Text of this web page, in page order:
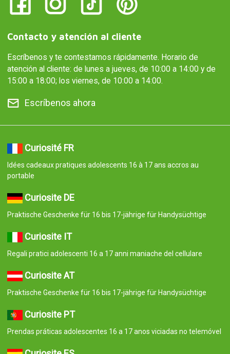
Contacto y atención al cliente
Escríbenos y te contestamos rápidamente. Horario de
atención al cliente: de lunes a jueves, de 10:00 a 14:00 y de
15:00 a 18:00; los viernes, de 10:00 a 14:00.
Escríbenos ahora
Curiosité FR
Idées cadeaux pratiques adolescents 16 à 17 ans accros au
portable
Curiosite DE
Praktische Geschenke für 16 bis 17-jährige für Handysüchtige
Curiosite IT
Regali pratici adolescenti 16 a 17 anni maniache del cellulare
Curiosite AT
Praktische Geschenke für 16 bis 17-jährige für Handysüchtige
Curiosite PT
Prendas práticas adolescentes 16 a 17 anos viciadas no telemóvel